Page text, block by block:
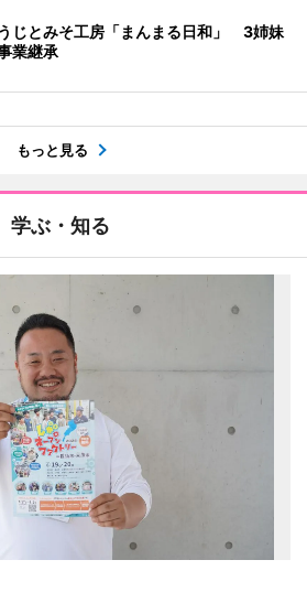
じとみそ工房「まんまる日和」 3姉妹
業継承
もっと見る
学ぶ・知る